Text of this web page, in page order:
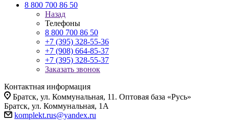
8 800 700 86 50
Назад
Телефоны
8 800 700 86 50
+7 (395) 328-55-36
+7 (908) 664-85-37
+7 (395) 328-55-37
Заказать звонок
Контактная информация
Братск, ул. Коммунальная, 11. Оптовая база «Русь»
Братск, ул. Коммунальная, 1А
komplekt.rus@yandex.ru